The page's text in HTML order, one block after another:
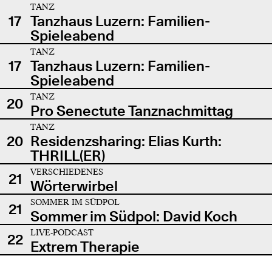
17
TANZ
Tanzhaus Luzern: Familien-
Spieleabend
17
TANZ
Tanzhaus Luzern: Familien-
Spieleabend
20
TANZ
Pro Senectute Tanznachmittag
20
TANZ
Residenzsharing: Elias Kurth:
THRILL(ER)
21
VERSCHIEDENES
Wörterwirbel
21
SOMMER IM SÜDPOL
Sommer im Südpol: David Koch
22
LIVE-PODCAST
Extrem Therapie